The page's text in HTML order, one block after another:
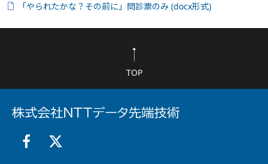
「やられたかな？その前に」問診票のみ (docx形式)
TOP